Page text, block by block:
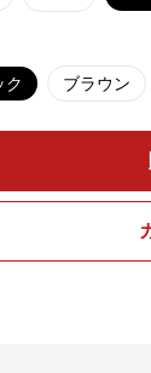
ク ブラウン